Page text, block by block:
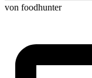
von foodhunter